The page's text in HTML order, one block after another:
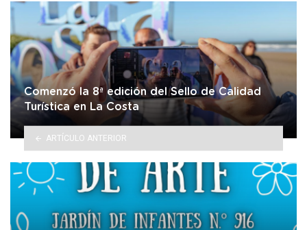
Comenzó la 8ª edición del Sello de Calidad
Turística en La Costa
ARTÍCULO ANTERIOR